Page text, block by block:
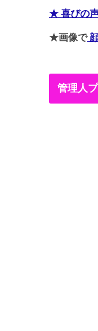
★ 喜びの
★画像で
管理人